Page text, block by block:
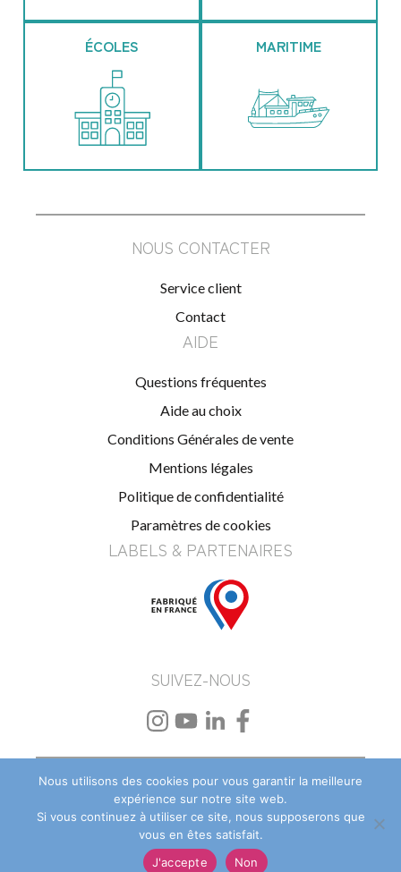
ÉCOLES MARITIME
NOUS CONTACTER
Service client
Contact
AIDE
Questions fréquentes
Aide au choix
Conditions Générales de vente
Mentions légales
Politique de confidentialité
Paramètres de cookies
LABELS & PARTENAIRES
SUIVEZ-NOUS
Beach Flag personnalisé–Drapeau et oriflamme
personnalisé–PLV textile et événementielle
Nous utilisons des cookies pour vous garantir la meilleure
expérience sur notre site web.
Si vous continuez à utiliser ce site, nous supposerons que
vous en êtes satisfait.
J'accepte
Non